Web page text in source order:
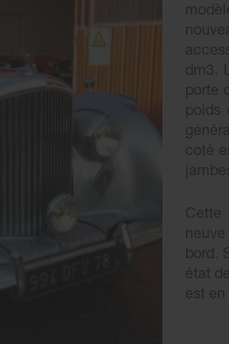
dm3.
porte
poids
coté
Cette
bord.
état
est